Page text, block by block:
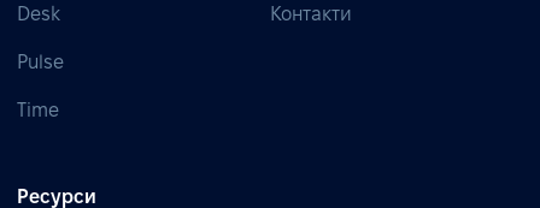
Desk
Pulse
Time
Контакти
Ресурси